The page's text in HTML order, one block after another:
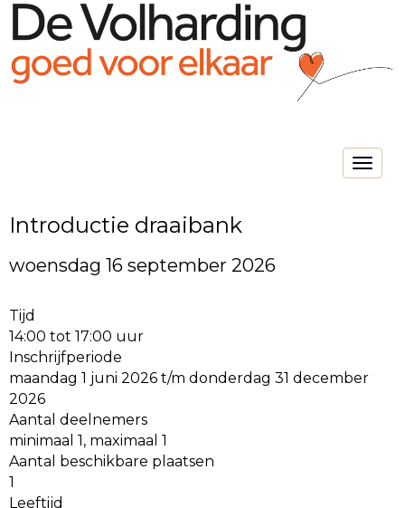
Toggle
Introductie draaibank
woensdag 16 september 2026
Tijd
14:00 tot 17:00 uur
Inschrijfperiode
maandag 1 juni 2026 t/m donderdag 31 december
2026
Aantal deelnemers
minimaal 1, maximaal 1
Aantal beschikbare plaatsen
1
Leeftijd